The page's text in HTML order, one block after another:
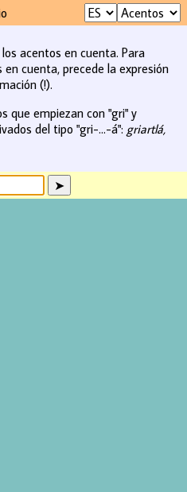
acentos en cuenta. Para
cuenta, precede la expresión
(!).
que empiezan con "gri" y
del tipo "gri-...-á": griartlá,